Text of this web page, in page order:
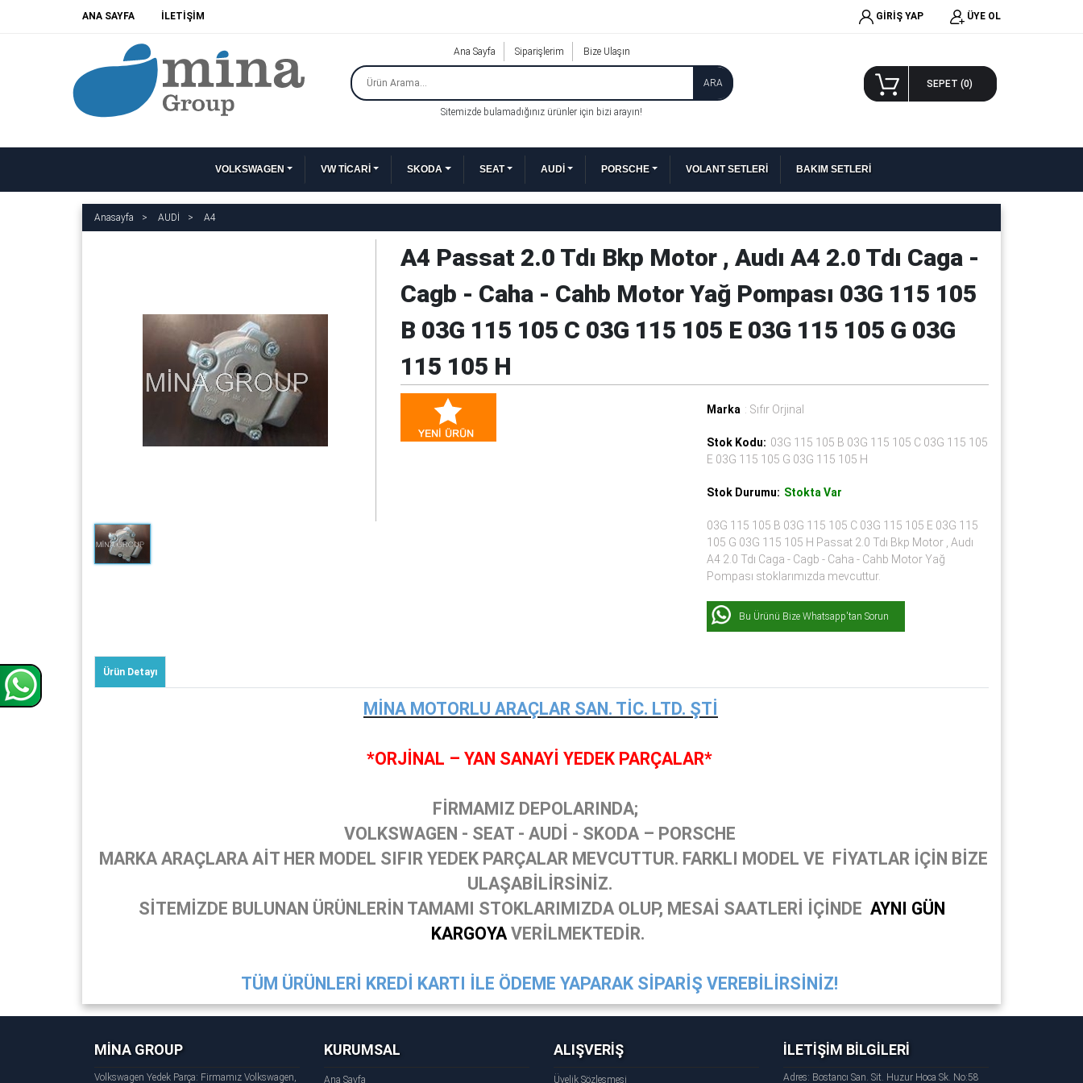
ANA SAYFA İLETİŞİM GİRİŞ YAP ÜYE OL
Ana Sayfa Siparişlerim Bize Ulaşın
ARA
Sitemizde bulamadığınız ürünler için bizi arayın!
SEPET (0)
VOLKSWAGEN VW TİCARİ SKODA SEAT AUDİ PORSCHE VOLANT SETLERİ BAKIM SETLERİ
Anasayfa AUDİ A4
A4 Passat 2.0 Tdı Bkp Motor , Audı A4 2.0 Tdı Caga -
Cagb - Caha - Cahb Motor Yağ Pompası 03G 115 105
B 03G 115 105 C 03G 115 105 E 03G 115 105 G 03G
115 105 H
Marka : Sıfır Orjinal
Stok Kodu: 03G 115 105 B 03G 115 105 C 03G 115 105
E 03G 115 105 G 03G 115 105 H
Stok Durumu: Stokta Var
03G 115 105 B 03G 115 105 C 03G 115 105 E 03G 115
105 G 03G 115 105 H Passat 2.0 Tdı Bkp Motor , Audı
A4 2.0 Tdı Caga - Cagb - Caha - Cahb Motor Yağ
Pompası stoklarımızda mevcuttur.
Bu Ürünü Bize Whatsapp'tan Sorun
Ürün Detayı
MİNA MOTORLU ARAÇLAR SAN. TİC. LTD. ŞTİ
*ORJİNAL – YAN SANAYİ YEDEK PARÇALAR*
FİRMAMIZ DEPOLARINDA;
VOLKSWAGEN - SEAT - AUDİ - SKODA – PORSCHE
MARKA ARAÇLARA AİT HER MODEL SIFIR YEDEK PARÇALAR MEVCUTTUR. FARKLI MODEL VE FİYATLAR İÇİN BİZE
ULAŞABİLİRSİNİZ.
SİTEMİZDE BULUNAN ÜRÜNLERİN TAMAMI STOKLARIMIZDA OLUP, MESAİ SAATLERİ İÇİNDE AYNI GÜN
KARGOYA VERİLMEKTEDİR.
TÜM ÜRÜNLERİ KREDİ KARTI İLE ÖDEME YAPARAK SİPARİŞ VEREBİLİRSİNİZ!
MİNA GROUP
Volkswagen Yedek Parça: Firmamız Volkswagen,
KURUMSAL
Ana Sayfa
ALIŞVERİŞ
Üyelik Sözleşmesi
İLETİŞİM BİLGİLERİ
Adres: Bostancı San. Sit. Huzur Hoca Sk. No:58